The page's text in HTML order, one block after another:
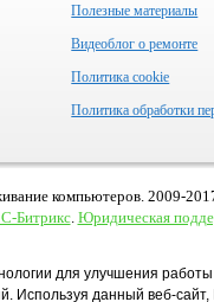
Полезные материалы
Видеоблог о ремонте
Политика cookie
Политика обработки
компьютеров. 2009-
Битрикс. Юридическая
для улучшения
Используя данный веб-